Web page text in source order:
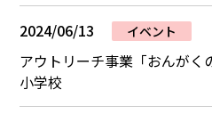
2024/06/13 イベント
アウトリーチ事業「おんが
小学校